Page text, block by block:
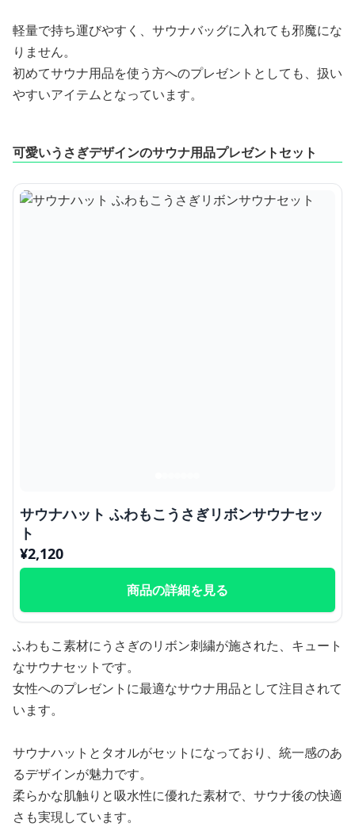
軽量で持ち運びやすく、サウナバッグに入れても邪魔にな
りません。
初めてサウナ用品を使う方へのプレゼントとしても、扱い
やすいアイテムとなっています。
可愛いうさぎデザインのサウナ用品プレゼントセット
サウナハット ふわもこうさぎリボンサウナセッ
ト
¥2,120
商品の詳細を見る
ふわもこ素材にうさぎのリボン刺繍が施された、キュート
なサウナセットです。
女性へのプレゼントに最適なサウナ用品として注目されて
います。
サウナハットとタオルがセットになっており、統一感のあ
るデザインが魅力です。
柔らかな肌触りと吸水性に優れた素材で、サウナ後の快適
さも実現しています。